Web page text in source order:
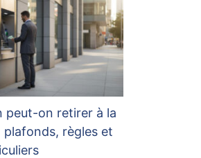
peut-on retirer à la
plafonds, règles et